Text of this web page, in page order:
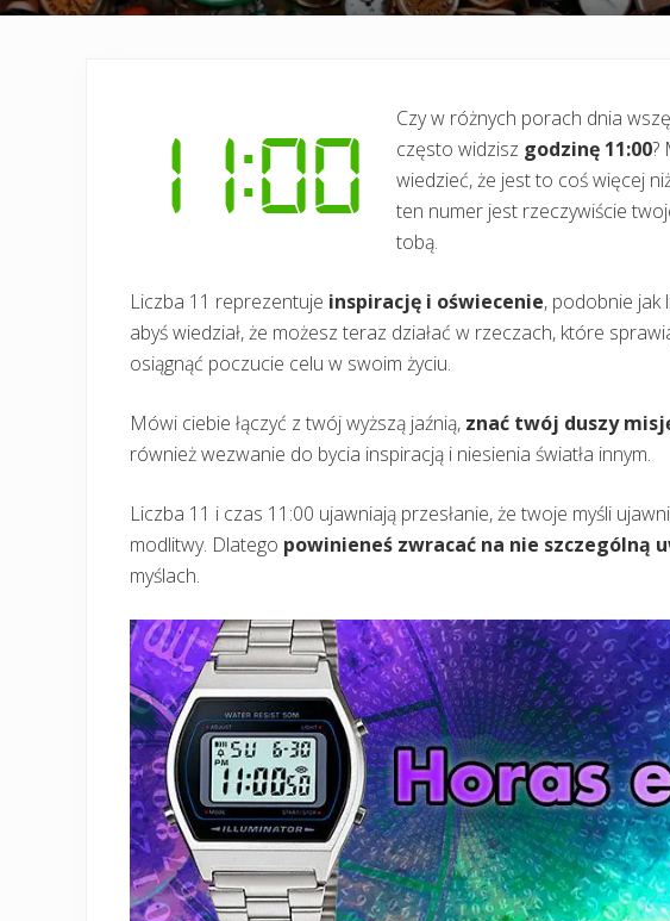
Czy w różnych porach dnia
często widzisz godzinę 11:00?
wiedzieć, że jest to coś więcej
ten numer jest rzeczywiście
tobą.
Liczba 11 reprezentuje inspirację i oświecenie, podobnie jak
abyś wiedział, że możesz teraz działać w rzeczach, które
osiągnąć poczucie celu w swoim życiu.
Mówi ciebie łączyć z twój wyższą jaźnią, znać twój duszy
również wezwanie do bycia inspiracją i niesienia światła innym.
Liczba 11 i czas 11:00 ujawniają przesłanie, że twoje myśli
modlitwy. Dlatego powinieneś zwracać na nie szczególną
myślach.